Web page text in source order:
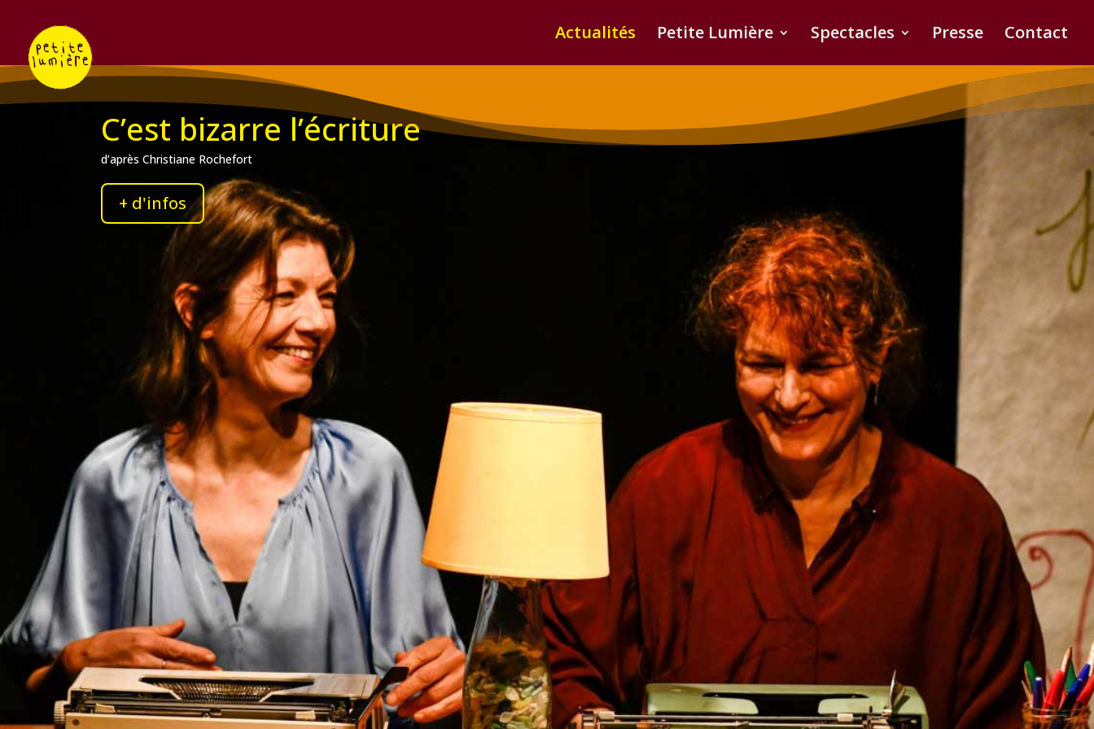
Actualités Petite Lumière Spectacles Presse Contact
C’est bizarre l’écriture
d’après Christiane Rochefort
+ d'infos